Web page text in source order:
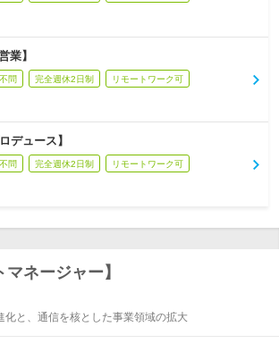
業】
問 完全週休2日制 リモートワーク可
デュース】
問 完全週休2日制 リモートワーク可
マネージャー】
化と、通信を核とした事業領域の拡大